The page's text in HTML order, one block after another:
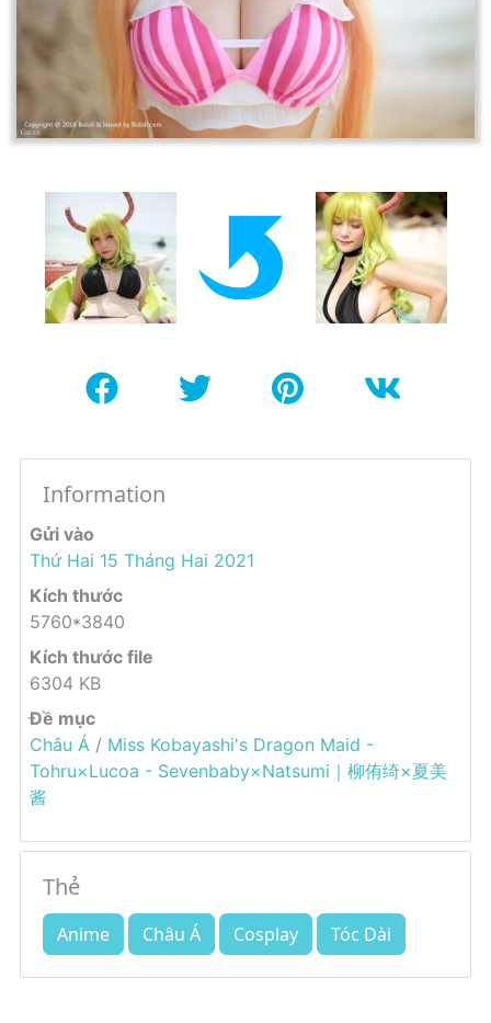
Information
Gửi vào
Thứ Hai 15 Tháng Hai 2021
Kích thước
5760*3840
Kích thước file
6304 KB
Đề mục
Châu Á / Miss Kobayashi's Dragon Maid -
Tohru×Lucoa - Sevenbaby×Natsumi｜柳侑绮×夏美
酱
Thẻ
Anime Châu Á Cosplay Tóc Dài